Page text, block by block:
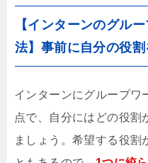
【インターンのグル
法】事前に自分の役割
インターンにグループワ
点で、自分にはどの役割
ましょう。希望する役割